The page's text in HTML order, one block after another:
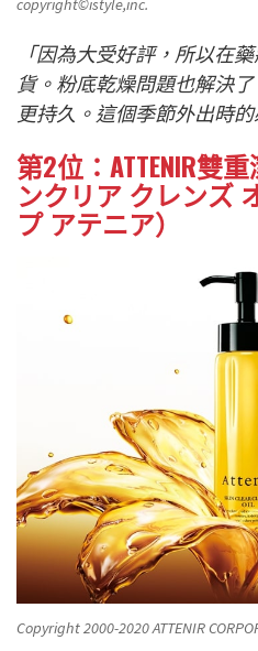
copyright©istyle,inc.
「因為大受好評，所以在
貨。粉底乾燥問題也解決
更持久。這個季節外出時的
第2位：ATTENIR雙
ンクリア クレンズ
プ アテニア）
Copyright 2000-2020 ATTENIR